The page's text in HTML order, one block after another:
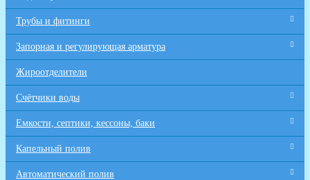
Трубы и фитинги
Запорная и регулирующая арматура
Жироотделители
Счётчики воды
Емкости, септики, кессоны, баки
Капельный полив
Автоматический полив